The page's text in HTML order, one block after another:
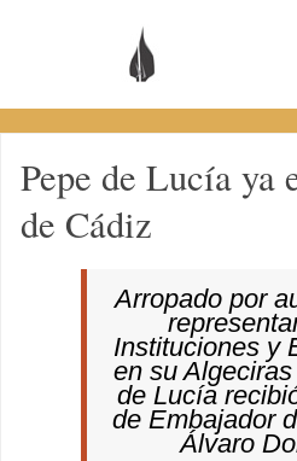
Pepe de Lucía ya
de Cádiz
Arropado por
Instituciones y
en su
de Lucía
de Embajador
Álvaro